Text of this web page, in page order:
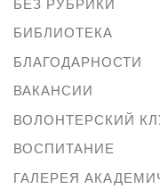
БИБЛИОТЕКА
БЛАГОДАРНОСТИ
ВАКАНСИИ
ВОЛОНТЕРСКИЙ
ВОСПИТАНИЕ
ГАЛЕРЕЯ